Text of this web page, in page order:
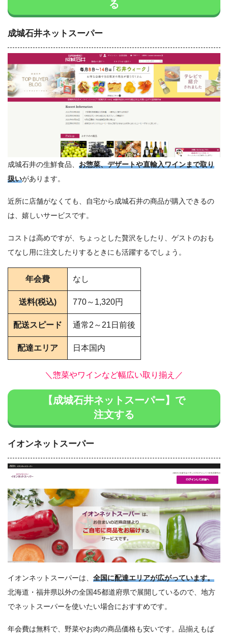
る
成城石井ネットスーパー
成城石井の生鮮食品、 お惣菜、デザートや直輸入ワインまで取り
扱いがあります。
近所に店舗がなくても、自宅から成城石井の商品が購入できるの
は、嬉しいサービスです。
コストは高めですが、ちょっとした贅沢をしたり、ゲストのおも
てなし用に注文したりするときにも活躍するでしょう。
年会費 なし
送料(税込) 770～1,320円
配送スピード 通常2～21日前後
配達エリア 日本国内
＼惣菜やワインなど幅広い取り揃え／
【成城石井ネットスーパー】で
注文する
イオンネットスーパー
イオンネットスーパーは、 全国に配達エリアが広がっています。
北海道・福井県以外の全国45都道府県で展開しているので、地方
でネットスーパーを使いたい場合におすすめです。
年会費は無料で、野菜やお肉の商品価格も安いです。品揃えもば